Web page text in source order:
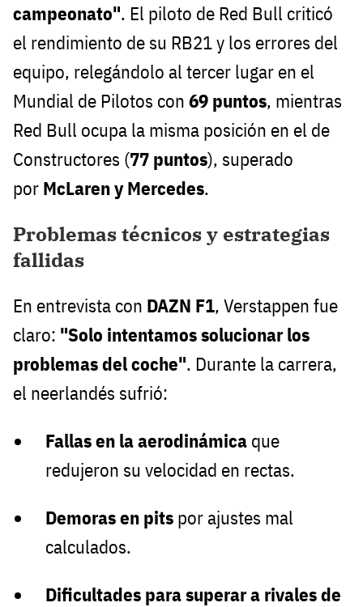
campeonato". El piloto de Red Bull criticó
el rendimiento de su RB21 y los errores del
equipo, relegándolo al tercer lugar en el
Mundial de Pilotos con 69 puntos, mientras
Red Bull ocupa la misma posición en el de
Constructores (77 puntos), superado
por McLaren y Mercedes.
Problemas técnicos y estrategias
fallidas
En entrevista con DAZN F1, Verstappen fue
claro: "Solo intentamos solucionar los
problemas del coche". Durante la carrera,
el neerlandés sufrió:
Fallas en la aerodinámica que
redujeron su velocidad en rectas.
Demoras en pits por ajustes mal
calculados.
Dificultades para superar a rivales de